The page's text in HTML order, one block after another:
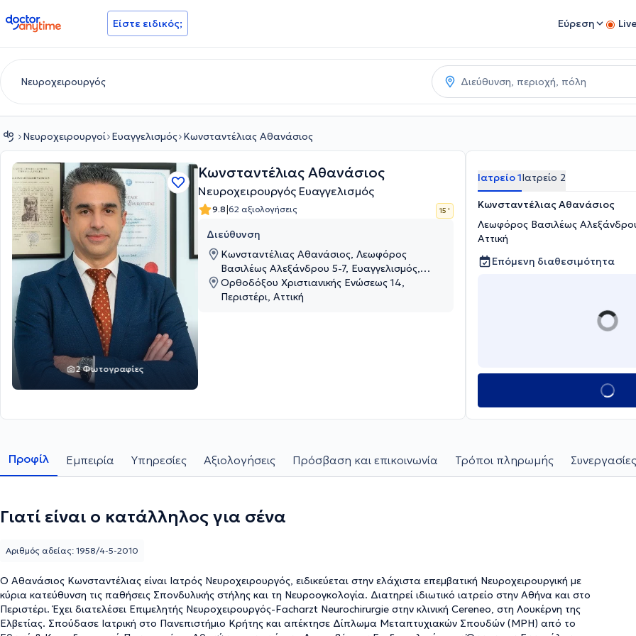
doctoranytime Είστε ειδικός; Εύρεση
Νευροχειρουργοί Ευαγγελισμός Κωνσταντέλιας Αθανάσιος
2 Φωτογραφίες
Κωνσταντέλιας Αθανάσιος
Νευροχειρουργός Ευαγγελισμός
9.8|62 αξιολογήσεις 15 '
Διεύθυνση
Κωνσταντέλιας Αθανάσιος, Λεωφόρος
Βασιλέως Αλεξάνδρου 5-7, Ευαγγελισμός,
Αττική
Ορθοδόξου Χριστιανικής Ενώσεως 14,
Περιστέρι, Αττική
Ιατρείο 1Ιατρείο 2
Κωνσταντέλιας Αθανάσιος
Λεωφόρος Βασιλέως
Αττική
Επόμενη διαθεσιμότητα
Προφίλ Εμπειρία Υπηρεσίες Αξιολογήσεις Πρόσβαση και επικοινωνία Τρόποι πληρωμής
Γιατί είναι ο κατάλληλος για σένα
Ο Αθανάσιος Κωνσταντέλιας είναι Ιατρός Νευροχειρουργός, ειδικεύεται στην ελάχιστα επεμβατική Νευροχειρουργική με
κύρια κατεύθυνση τις παθήσεις Σπονδυλικής στήλης και τη Νευροογκολογία. Διατηρεί ιδιωτικό ιατρείο στην Αθήνα και στο
Περιστέρι. Έχει διατελέσει Επιμελητής Νευροχειρουργός-Facharzt Neurochirurgie στην κλινική Cereneo, στη Λουκέρνη της
Ελβετίας. Σπούδασε Ιατρική στο Πανεπιστήμιο Κρήτης και απέκτησε Δίπλωμα Μεταπτυχιακών Σπουδών (MPH) από το
Αριθμός αδείας: 1958/4-5-2010